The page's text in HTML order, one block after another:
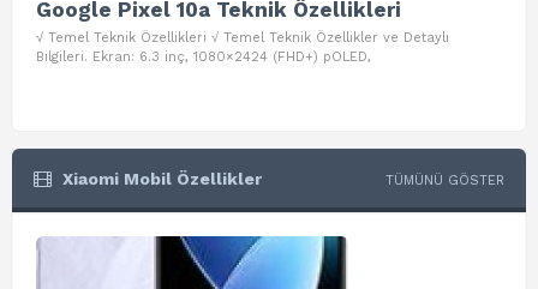
Google Pixel 10a Teknik Özellikleri
√ Temel Teknik Özellikleri √ Temel Teknik Özellikler ve Detaylı
Bilgileri. Ekran: 6.3 inç, 1080×2424 (FHD+) pOLED,
Xiaomi Mobil Özellikler TÜMÜNÜ GÖSTER